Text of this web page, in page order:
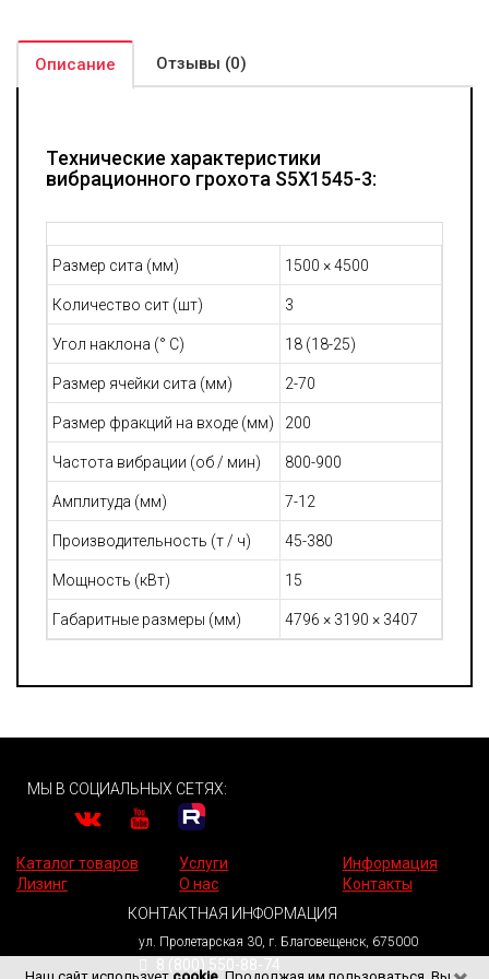
возможностью изменения параметров амплитуды. Во время
работы сырьевые материалы, расположенные на наклонном
экране, постоянно находятся в движении, мелкие фракции
Серия грохотов S5X насчитывает большое количество
размеров и палуб (максимально до 4-х палуб). Сетки для сита
Выбор делают в зависимости от материалов, с которыми
предполагается работать, причем для каждого из варианта
Описание Отзывы (0)
Технические характеристики
вибрационного грохота S5X1545-3:
Размер сита (мм) 1500 × 4500
Количество сит (шт) 3
Угол наклона (° C) 18 (18-25)
Размер ячейки сита (мм) 2-70
Размер фракций на входе (мм) 200
Частота вибрации (об / мин) 800-900
Амплитуда (мм) 7-12
Производительность (т / ч) 45-380
Мощность (кВт) 15
Габаритные размеры (мм) 4796 × 3190 × 3407
МЫ В СОЦИАЛЬНЫХ СЕТЯХ:
Каталог товаров Услуги
Информация
Лизинг
О нас
Контакты
КОНТАКТНАЯ ИНФОРМАЦИЯ
ул. Пролетарская 30, г. Благовещенск, 675000
8 (800) 550-88-74